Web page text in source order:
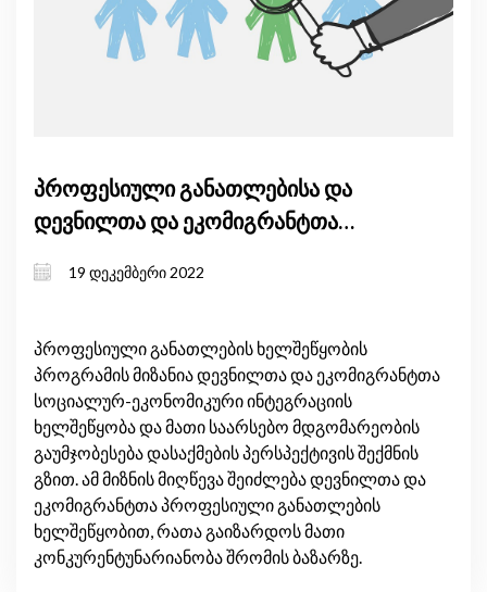
პროფესიული განათლებისა და
დევნილთა და ეკომიგრანტთა
საგრანტო პროგრამების
19 დეკემბერი 2022
პროფესიული განათლების ხელშეწყობის
პროგრამის მიზანია დევნილთა და ეკომიგრანტთა
სოციალურ-ეკონომიკური ინტეგრაციის
ხელშეწყობა და მათი საარსებო მდგომარეობის
გაუმჯობესება დასაქმების პერსპექტივის შექმნის
გზით. ამ მიზნის მიღწევა შეიძლება დევნილთა და
ეკომიგრანტთა პროფესიული განათლების
ხელშეწყობით, რათა გაიზარდოს მათი
კონკურენტუნარიანობა შრომის ბაზარზე.